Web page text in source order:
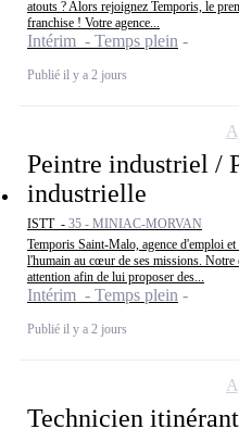
atouts ? Alors rejoignez Temporis, le
franchise ! Votre agence...
Intérim - Temps plein
Publié il y a 2 jours
Peintre industriel /
industrielle
ISTT - 35 - MINIAC-MORVAN
Temporis Saint-Malo, agence d'emploi
l'humain au cœur de ses missions. Notre
attention afin de lui proposer des...
Intérim - Temps plein
Publié il y a 2 jours
Technicien